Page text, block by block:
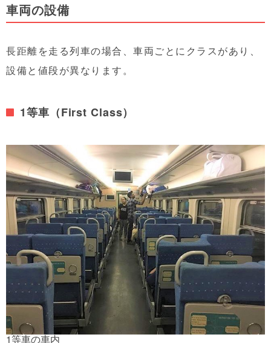
車両の設備
長距離を走る列車の場合、車両ごとにクラスがあり、
設備と値段が異なります。
1等車（First Class）
1等車の車内